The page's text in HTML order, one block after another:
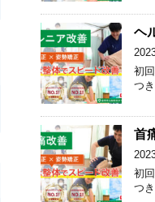
ヘ
初
つ
首
初
つ